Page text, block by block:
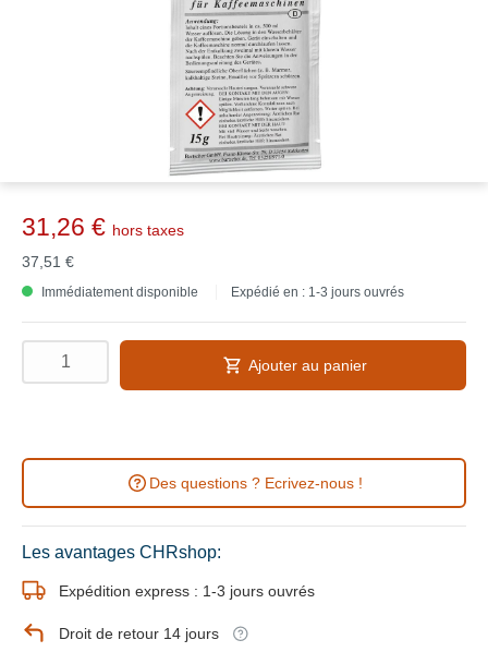
31,26 € hors taxes
37,51 €
Immédiatement disponible Expédié en : 1-3 jours ouvrés
Ajouter au panier
Des questions ? Ecrivez-nous !
Les avantages CHRshop:
Expédition express : 1-3 jours ouvrés
Droit de retour 14 jours